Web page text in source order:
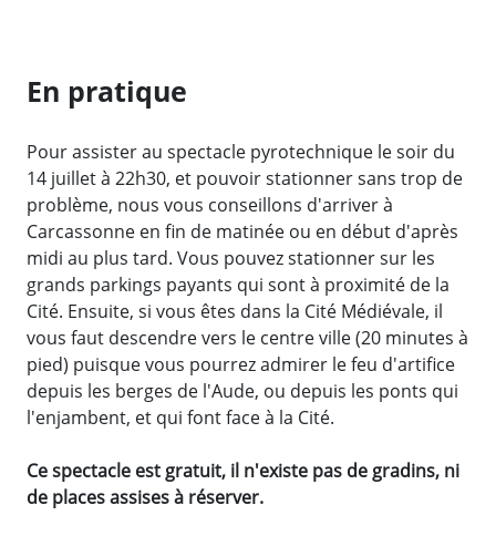
En pratique
Pour assister au spectacle pyrotechnique le soir du
14 juillet à 22h30, et pouvoir stationner sans trop de
problème, nous vous conseillons d'arriver à
Carcassonne en fin de matinée ou en début d'après
midi au plus tard. Vous pouvez stationner sur les
grands parkings payants qui sont à proximité de la
Cité. Ensuite, si vous êtes dans la Cité Médiévale, il
vous faut descendre vers le centre ville (20 minutes à
pied) puisque vous pourrez admirer le feu d'artifice
depuis les berges de l'Aude, ou depuis les ponts qui
l'enjambent, et qui font face à la Cité.
Ce spectacle est gratuit, il n'existe pas de gradins, ni
de places assises à réserver.